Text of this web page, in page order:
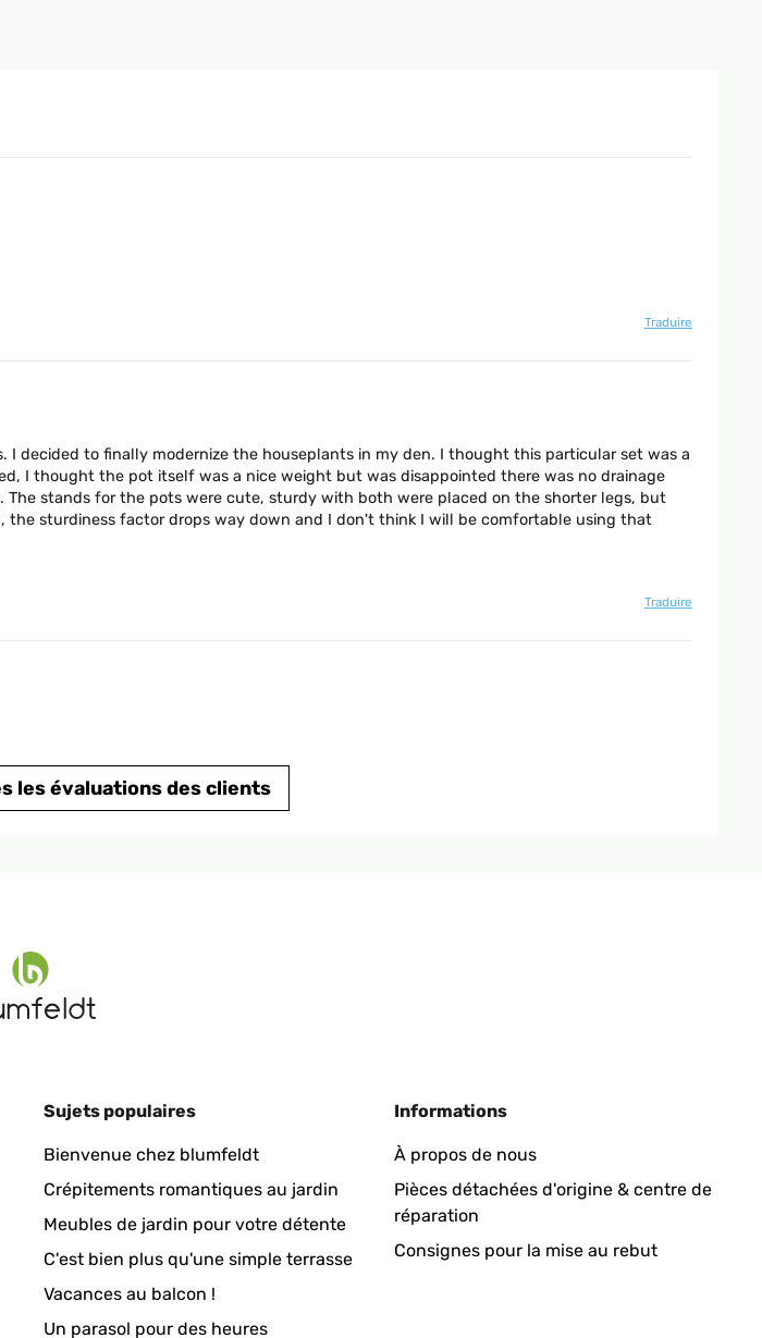
Traduire
decided to finally modernize the houseplants in my den. I thought this particular set was a
I thought the pot itself was a nice weight but was disappointed there was no drainage
stands for the pots were cute, sturdy with both were placed on the shorter legs, but
sturdiness factor drops way down and I don't think I will be comfortable using that
Traduire
service when one of the stands was a little wobbly. Highly recommend!
les évaluations des clients
Sujets populaires
Bienvenue chez blumfeldt
Crépitements romantiques au jardin
Meubles de jardin pour votre détente
C'est bien plus qu'une simple terrasse
Vacances au balcon !
Un parasol pour des heures
Informations
À propos de nous
Pièces détachées d'origine & centre de
réparation
Consignes pour la mise au rebut